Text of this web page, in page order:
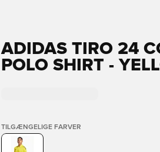
ADIDAS TIRO 24
POLO SHIRT -
TILGÆNGELIGE FARVER